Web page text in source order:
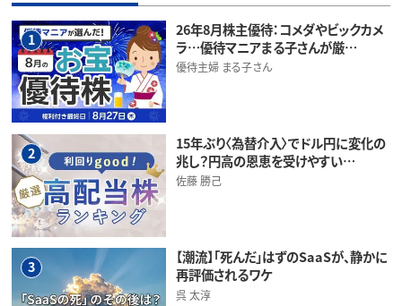
1
26年8月株主優待：コメダやビックカメ
ラ…優待マニアまる子さんが厳…
優待主婦 まる子さん
2
15年ぶり〈為替介入〉でドル円に変化の
兆し？円高の恩恵を受けやすい…
佐藤 勝己
3
【潮流】「死んだ」はずのSaaSが、静かに
再評価されるワケ
呉 太淳